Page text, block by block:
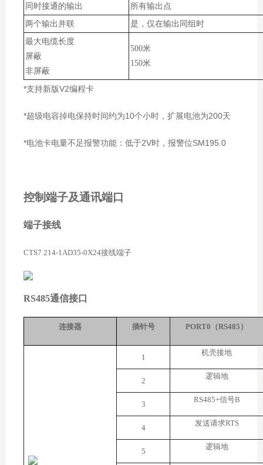
同时接通的输出
所有输出点
两个输出并联
是，仅在输出同组时
最大电缆长度
屏蔽
非屏蔽
500米
150米
*支持新版V2编程卡
*超级电容掉电保持时间约为10个小时，扩展电池为200天
*电池卡电量不足报警功能：低于2V时，报警位SM195.0
控制端子及通讯端口
端子接线
CTS7 214-1AD35-0X24接线端子
RS485通信接口
连接器 插针号 PORT0（RS485）
1
机壳接地
2
逻辑地
3
RS485+信号B
4
发送请求RTS
5
逻辑地